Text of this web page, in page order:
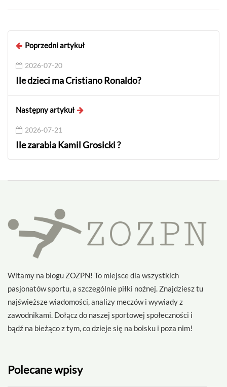
Poprzedni artykuł
2026-07-20
Ile dzieci ma Cristiano Ronaldo?
Następny artykuł
2026-07-21
Ile zarabia Kamil Grosicki ?
Witamy na blogu ZOZPN! To miejsce dla wszystkich
pasjonatów sportu, a szczególnie piłki nożnej. Znajdziesz tu
najświeższe wiadomości, analizy meczów i wywiady z
zawodnikami. Dołącz do naszej sportowej społeczności i
bądź na bieżąco z tym, co dzieje się na boisku i poza nim!
Polecane wpisy